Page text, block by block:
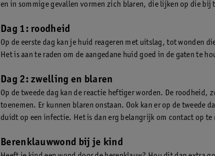
en in sommige gevallen vormen zich blaren, die lijken op die bij
Dag 1: roodheid
Op de eerste dag kan je huid reageren met uitslag, tot wonden
Het is aan te raden om de aangedane huid goed in de gaten te
Dag 2: zwelling en blaren
Op de tweede dag kan de reactie heftiger worden. De roodheid,
toenemen. Er kunnen blaren onstaan. Ook kan er op de tweede
duidt op een infectie. Het is dan erg belangrijk om contact op te
Berenklauwwond bij je kind